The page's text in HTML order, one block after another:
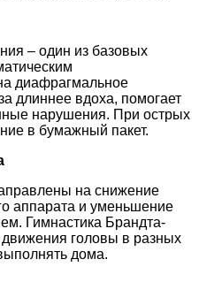
– один из базовых
диафрагмальное
длиннее вдоха, помогает
нарушения. При острых
в бумажный пакет.
на снижение
аппарата и уменьшение
Гимнастика Брандта-
головы в разных
дома.